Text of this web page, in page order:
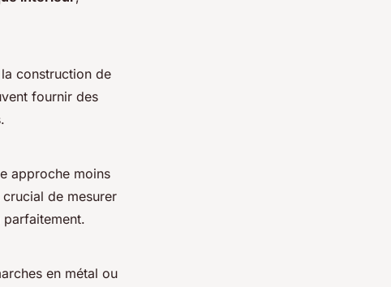
construction de
fournir des
approche moins
de mesurer
en métal ou